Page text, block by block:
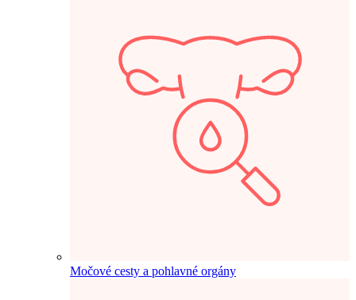
Močové cesty a pohlavné orgány